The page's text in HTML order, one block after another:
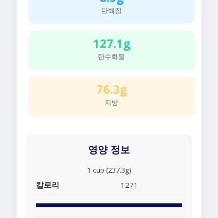
단백질
127.1g
탄수화물
76.3g
지방
영양 정보
1 cup (237.3g)
칼로리 1271